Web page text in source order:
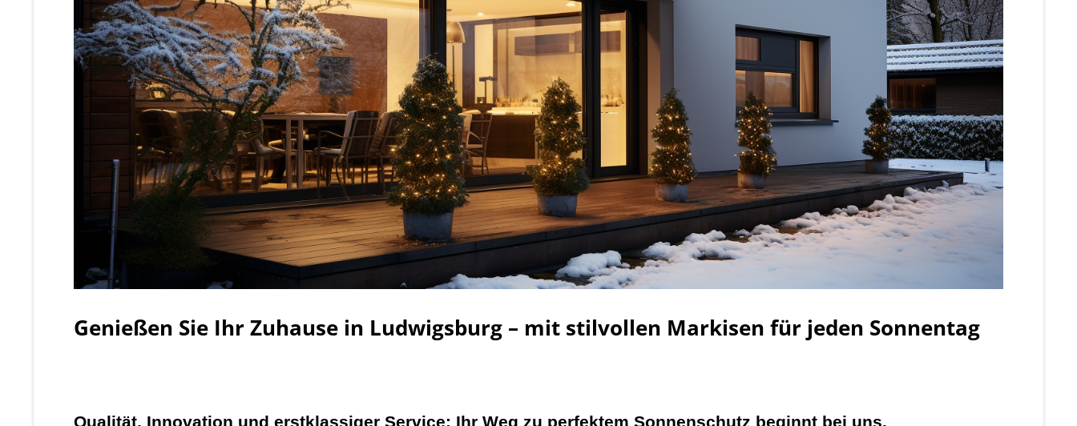
Genießen Sie Ihr Zuhause in Ludwigsburg – mit stilvollen Markisen für jeden Sonnentag
Qualität, Innovation und erstklassiger Service: Ihr Weg zu perfektem Sonnenschutz beginnt bei uns.